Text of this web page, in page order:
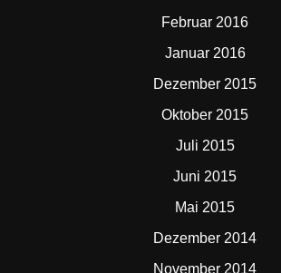
Februar 2016
Januar 2016
Dezember 2015
Oktober 2015
Juli 2015
Juni 2015
Mai 2015
Dezember 2014
November 2014